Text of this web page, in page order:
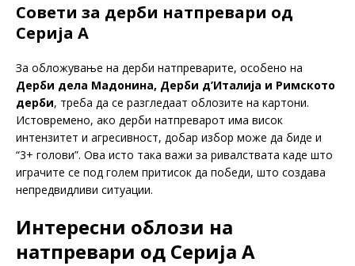
Совети за дерби натпревари од
Серија А
За обложување на дерби натпреварите, особено на
Дерби дела Мадонина, Дерби д’Италија и Римското
дерби, треба да се разгледаат облозите на картони.
Истовремено, ако дерби натпреварот има висок
интензитет и агресивност, добар избор може да биде и
“3+ голови”. Ова исто така важи за ривалствата каде што
играчите се под голем притисок да победи, што создава
непредвидливи ситуации.
Интересни облози на
натпревари од Серија А